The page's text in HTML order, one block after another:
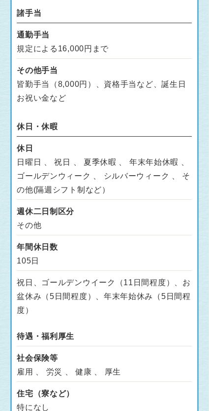
諸手当
通勤手当
規定による16,000円まで
その他手当
皆勤手当（8,000円）、資格手当など、誕生日
お祝い金など
休日・休暇
休日
日曜日 、 祝日 、 夏季休暇 、 年末年始休暇 、
ゴールデンウィーク 、 シルバーウィーク 、 そ
の他(隔週シフト制など）
週休二日制区分
その他
年間休日数
105日
祝日、ゴールデンウイーク（11日間程度）、お
盆休み（5日間程度）、年末年始休み（5日間程
度）
待遇・福利厚生
社会保険等
雇用 、 労災 、 健康 、 厚生
住宅（寮など）
特になし